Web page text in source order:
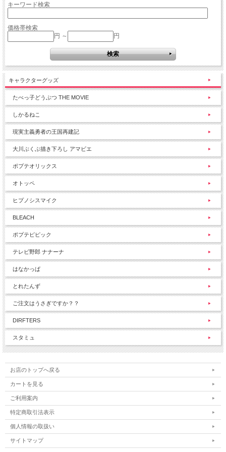
キーワード検索
価格帯検索
円 ～
円
キャラクターグッズ
たべっ子どうぶつ THE MOVIE
しかるねこ
現実主義勇者の王国再建記
大川ぶくぶ描き下ろし アマビエ
ポプテオリックス
オトッペ
ヒプノシスマイク
BLEACH
ポプテピピック
テレビ野郎 ナナーナ
はなかっぱ
とれたんず
ご注文はうさぎですか？？
DIRFTERS
スタミュ
お店のトップへ戻る
カートを見る
ご利用案内
特定商取引法表示
個人情報の取扱い
サイトマップ